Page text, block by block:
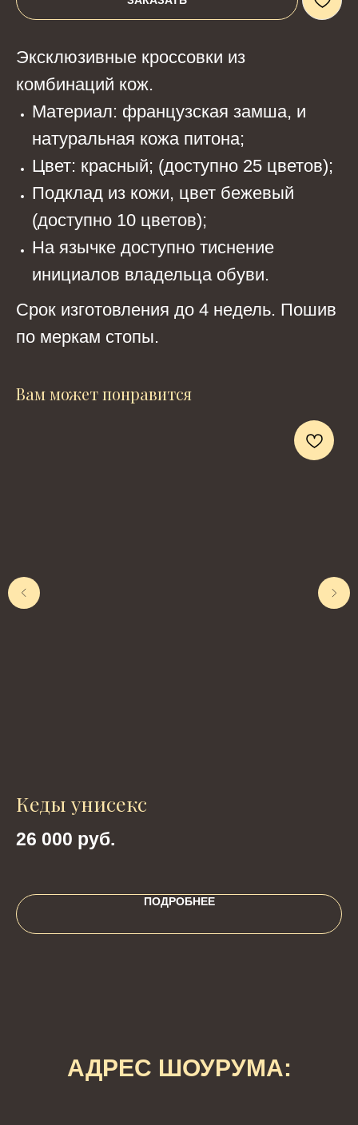
Эксклюзивные кроссовки из
комбинаций кож.
Материал: французская замша, и
натуральная кожа питона;
Цвет: красный; (доступно 25 цветов);
Подклад из кожи, цвет бежевый
(доступно 10 цветов);
На язычке доступно тиснение
инициалов владельца обуви.
Срок изготовления до 4 недель. Пошив
по меркам стопы.
Вам может понравится
Кеды унисекс
26 000 руб.
ПОДРОБНЕЕ
АДРЕС ШОУРУМА: